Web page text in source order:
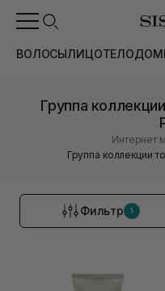
ВОЛОСЫЛИЦОТЕЛОДОМ
Группа
Интернет
Группа коллекции
Фильтр 1